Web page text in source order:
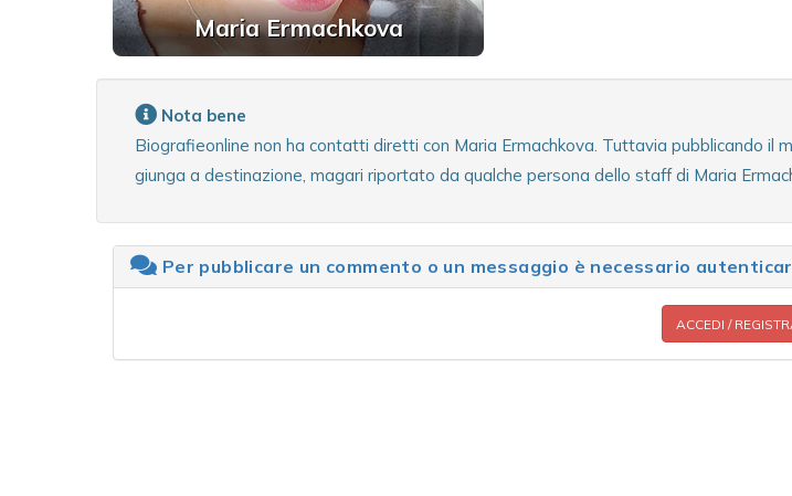
Maria Ermachkova
Nota bene
Biografieonline non ha contatti diretti con Maria Ermachkova. Tuttavia pubblicando
giunga a destinazione, magari riportato da qualche persona dello staff di Maria
Per pubblicare un commento o un messaggio è necessario
ACCEDI /